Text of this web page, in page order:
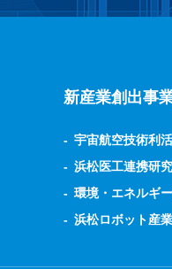
新産業創出事
宇宙航空技術利
浜松医工連携研
環境・エネルギ
浜松ロボット産